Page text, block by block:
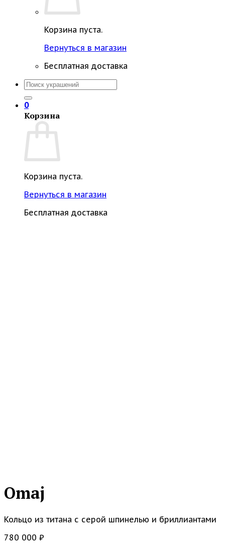
Корзина пуста.
Вернуться в магазин
Бесплатная доставка
Искать:
0
Корзина
Корзина пуста.
Вернуться в магазин
Бесплатная доставка
Omaj
Кольцо из титана с серой шпинелью и бриллиантами
780 000 ₽